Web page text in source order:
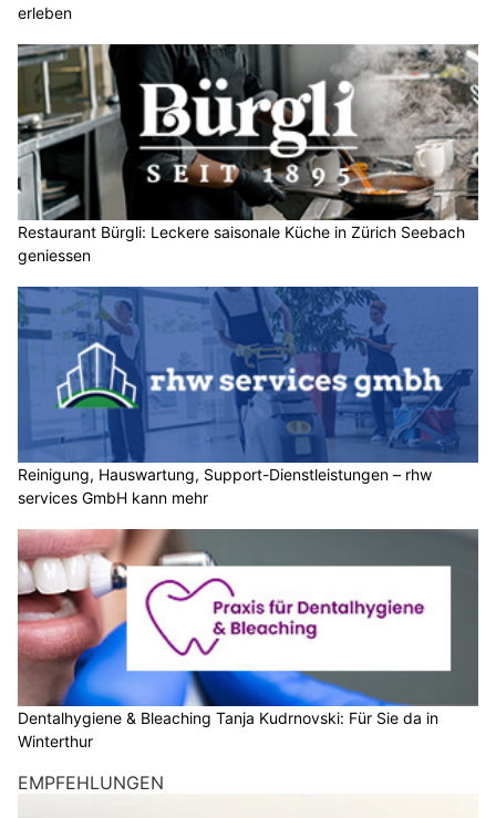
erleben
Restaurant Bürgli: Leckere saisonale Küche in Zürich Seebach
geniessen
Reinigung, Hauswartung, Support-Dienstleistungen – rhw
services GmbH kann mehr
Dentalhygiene & Bleaching Tanja Kudrnovski: Für Sie da in
Winterthur
EMPFEHLUNGEN